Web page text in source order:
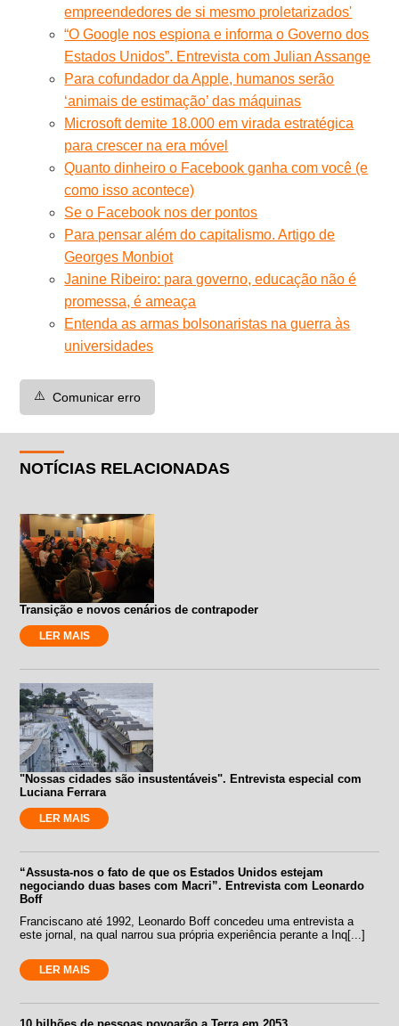
empreendedores de si mesmo proletarizados'
“O Google nos espiona e informa o Governo dos
Estados Unidos”. Entrevista com Julian Assange
Para cofundador da Apple, humanos serão
‘animais de estimação’ das máquinas
Microsoft demite 18.000 em virada estratégica
para crescer na era móvel
Quanto dinheiro o Facebook ganha com você (e
como isso acontece)
Se o Facebook nos der pontos
Para pensar além do capitalismo. Artigo de
Georges Monbiot
Janine Ribeiro: para governo, educação não é
promessa, é ameaça
Entenda as armas bolsonaristas na guerra às
universidades
⚠️ Comunicar erro
NOTÍCIAS RELACIONADAS
Transição e novos cenários de contrapoder
LER MAIS
"Nossas cidades são insustentáveis". Entrevista especial com
Luciana Ferrara
LER MAIS
“Assusta-nos o fato de que os Estados Unidos estejam
negociando duas bases com Macri”. Entrevista com Leonardo
Boff
Franciscano até 1992, Leonardo Boff concedeu uma entrevista a
este jornal, na qual narrou sua própria experiência perante a Inq[...]
LER MAIS